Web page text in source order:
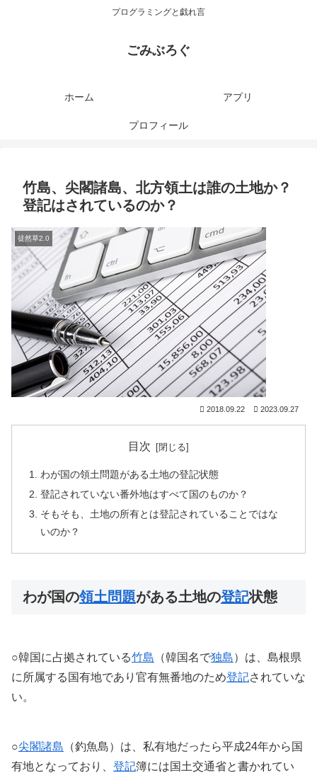
プログラミングと戯れ言
ごみぶろぐ
ホーム アプリ
プロフィール
竹島、尖閣諸島、北方領土は誰の土地か？
登記はされているのか？
徒然草2.0
2018.09.22 2023.09.27
目次
わが国の領土問題がある土地の登記状態
登記されていない番外地はすべて国のものか？
そもそも、土地の所有とは登記されていることではな
いのか？
わが国の領土問題がある土地の登記状態
○韓国に占拠されている竹島 （韓国名で独島）は、島根県
に所属する国有地であり官有無番地のため登記されていな
い。
○尖閣諸島 （釣魚島）は、私有地だったら平成24年から国
有地となっており、 登記簿には国土交通省と書かれてい